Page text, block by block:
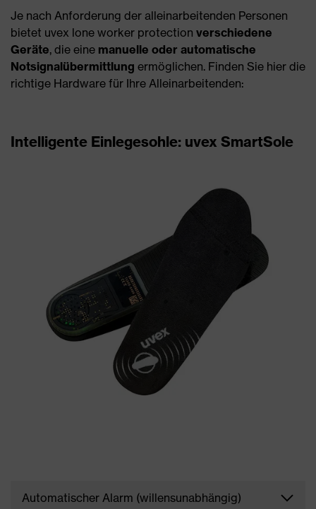
Je nach Anforderung der alleinarbeitenden Personen
bietet uvex lone worker protection verschiedene
Geräte, die eine manuelle oder automatische
Notsignalübermittlung ermöglichen. Finden Sie hier die
richtige Hardware für Ihre Alleinarbeitenden:
Intelligente Einlegesohle: uvex SmartSole
Automatischer Alarm (willensunabhängig)